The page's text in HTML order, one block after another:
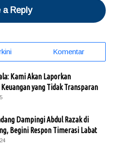
a Reply
Komentar
Kami Akan Laporkan
yang Tidak Transparan
Dampingi Abdul Razak di
Begini Respon Timerasi Labat